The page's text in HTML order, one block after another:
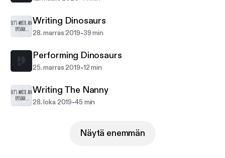
Writing Dinosaurs
28. marras 2019-39 min
Performing Dinosaurs
25. marras 2019-12 min
Writing The Nanny
28. loka 2019-45 min
Näytä enemmän